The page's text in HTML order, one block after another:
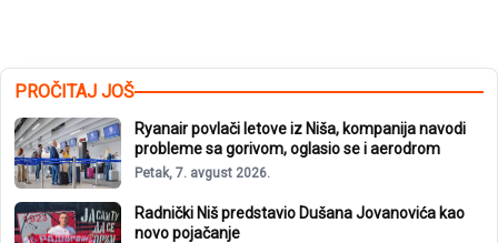
PROČITAJ JOŠ
Ryanair povlači letove iz Niša, kompanija navodi
probleme sa gorivom, oglasio se i aerodrom
Petak, 7. avgust 2026.
Radnički Niš predstavio Dušana Jovanovića kao
novo pojačanje